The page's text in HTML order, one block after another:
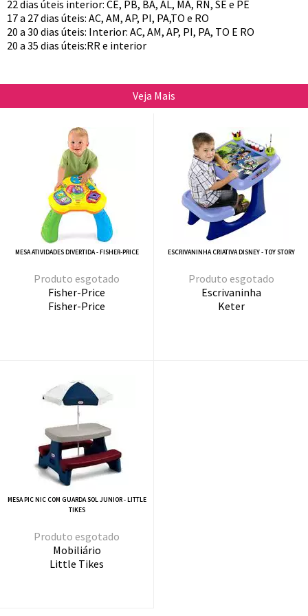
22 dias úteis interior: CE, PB, BA, AL, MA, RN, SE e PE
17 a 27 dias úteis: AC, AM, AP, PI, PA,TO e RO
20 a 30 dias úteis: Interior: AC, AM, AP, PI, PA, TO E RO
20 a 35 dias úteis:RR e interior
Veja Mais
MESA ATIVIDADES DIVERTIDA - FISHER-PRICE
esgotado
Fisher-Price
Fisher-Price
ESCRIVANINHA CRIATIVA DISNEY - TOY STORY
esgotado
Escrivaninha
Keter
MESA PIC NIC COM GUARDA SOL JUNIOR - LITTLE
TIKES
esgotado
Mobiliário
Little Tikes